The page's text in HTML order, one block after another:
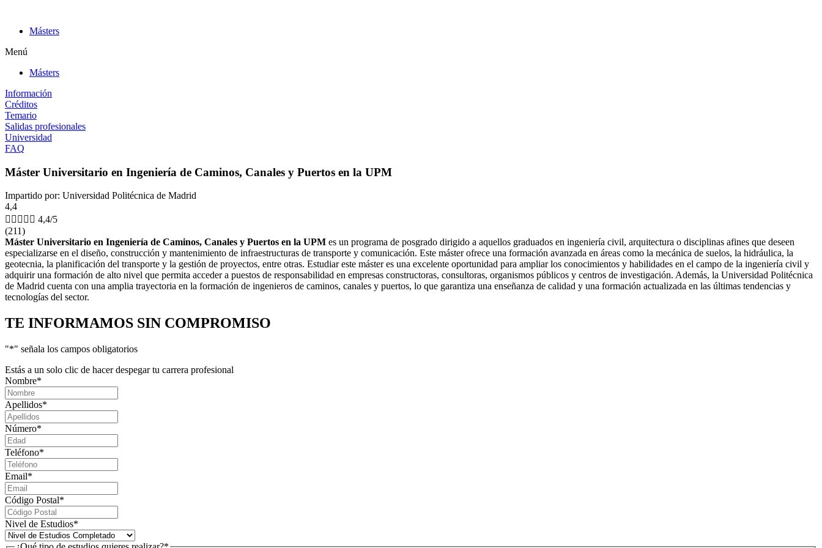
contenidoMásters
Menú
Másters
Información
Créditos
Temario
Salidas profesionales
Universidad
FAQ
Máster Universitario en Ingeniería de Caminos, Canales y Puertos en la UPM
Impartido por: Universidad Politécnica de Madrid
4,4
     4,4/5
(211)
Máster Universitario en Ingeniería de Caminos, Canales y Puertos en la UPM es un programa de posgrado dirigido a aquellos graduados en ingeniería civil, arquitectura o disciplinas afines que deseen
especializarse en el diseño, construcción y mantenimiento de infraestructuras de transporte y comunicación. Este máster ofrece una formación avanzada en áreas como la mecánica de suelos, la hidráulica, la
geotecnia, la planificación del transporte y la gestión de proyectos, entre otras. Estudiar este máster es una excelente oportunidad para ampliar los conocimientos y habilidades en el campo de la ingeniería civil y
adquirir una formación de alto nivel que permita acceder a puestos de responsabilidad en empresas constructoras, consultoras, organismos públicos y centros de investigación. Además, la Universidad Politécnica
de Madrid cuenta con una amplia trayectoria en la formación de ingenieros de caminos, canales y puertos, lo que garantiza una enseñanza de calidad y una formación actualizada en las últimas tendencias y
tecnologías del sector.
TE INFORMAMOS SIN COMPROMISO
"*" señala los campos obligatorios
Estás a un solo clic de hacer despegar tu carrera profesional
Nombre*
Apellidos*
Número*
Teléfono*
Email*
Código Postal*
Nivel de Estudios*